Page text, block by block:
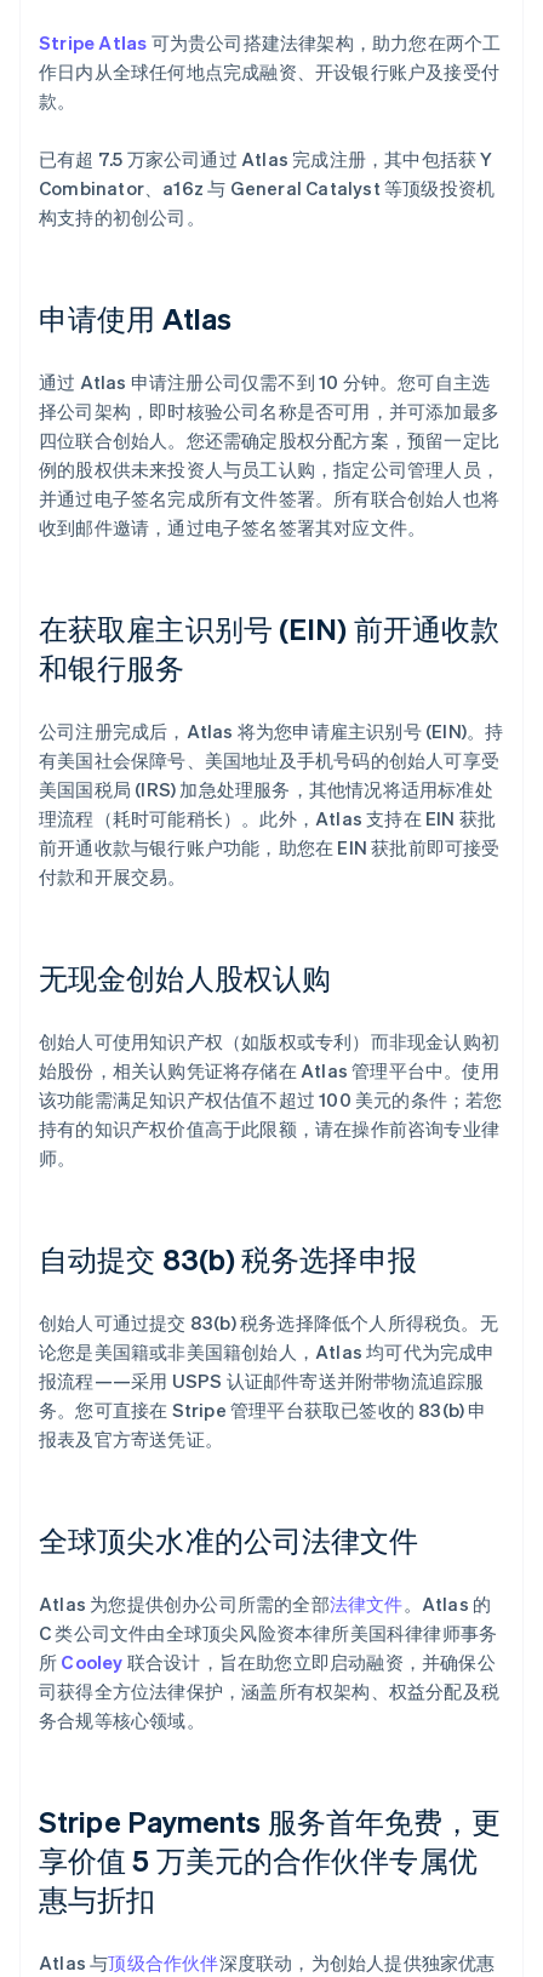
Stripe Atlas 可为贵公司搭建法律架构，助力您在两个工
作日内从全球任何地点完成融资、开设银行账户及接受付
款。
已有超 7.5 万家公司通过 Atlas 完成注册，其中包括获 Y
Combinator、a16z 与 General Catalyst 等顶级投资机
构支持的初创公司。
申请使用 Atlas
通过 Atlas 申请注册公司仅需不到 10 分钟。您可自主选
择公司架构，即时核验公司名称是否可用，并可添加最多
四位联合创始人。您还需确定股权分配方案，预留一定比
例的股权供未来投资人与员工认购，指定公司管理人员，
并通过电子签名完成所有文件签署。所有联合创始人也将
收到邮件邀请，通过电子签名签署其对应文件。
在获取雇主识别号 (EIN) 前开通收款
和银行服务
公司注册完成后，Atlas 将为您申请雇主识别号 (EIN)。持
有美国社会保障号、美国地址及手机号码的创始人可享受
美国国税局 (IRS) 加急处理服务，其他情况将适用标准处
理流程（耗时可能稍长）。此外，Atlas 支持在 EIN 获批
前开通收款与银行账户功能，助您在 EIN 获批前即可接受
付款和开展交易。
无现金创始人股权认购
创始人可使用知识产权（如版权或专利）而非现金认购初
始股份，相关认购凭证将存储在 Atlas 管理平台中。使用
该功能需满足知识产权估值不超过 100 美元的条件；若您
持有的知识产权价值高于此限额，请在操作前咨询专业律
师。
自动提交 83(b) 税务选择申报
创始人可通过提交 83(b) 税务选择降低个人所得税负。无
论您是美国籍或非美国籍创始人，Atlas 均可代为完成申
报流程——采用 USPS 认证邮件寄送并附带物流追踪服
务。您可直接在 Stripe 管理平台获取已签收的 83(b) 申
报表及官方寄送凭证。
全球顶尖水准的公司法律文件
Atlas 为您提供创办公司所需的全部法律文件。Atlas 的
C 类公司文件由全球顶尖风险资本律所美国科律律师事务
所 Cooley 联合设计，旨在助您立即启动融资，并确保公
司获得全方位法律保护，涵盖所有权架构、权益分配及税
务合规等核心领域。
Stripe Payments 服务首年免费，更
享价值 5 万美元的合作伙伴专属优
惠与折扣
Atlas 与顶级合作伙伴深度联动，为创始人提供独家优惠
阿联酋
English
English